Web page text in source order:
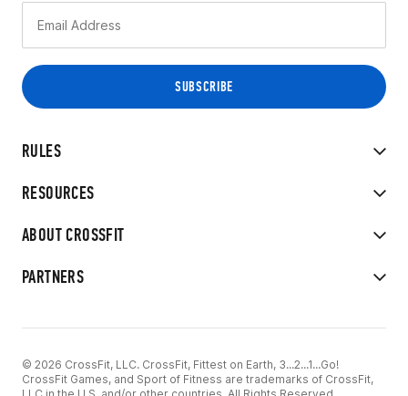
RULES
RESOURCES
ABOUT CROSSFIT
PARTNERS
© 2026 CrossFit, LLC. CrossFit, Fittest on Earth, 3...2...1...Go!
CrossFit Games, and Sport of Fitness are trademarks of CrossFit,